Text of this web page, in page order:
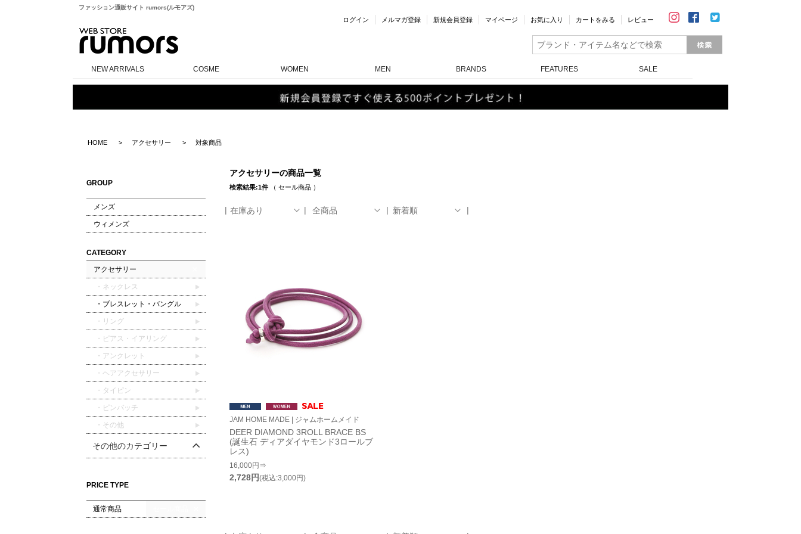
ファッション通販サイト rumors(ルモアズ)
ログイン メルマガ登録 新規会員登録 マイページ お気に入り カートをみる レビュー
NEW ARRIVALS COSME WOMEN MEN BRANDS FEATURES SALE
HOME アクセサリー 対象商品
GROUP
メンズ
ウィメンズ
CATEGORY
アクセサリー
・ネックレス
・ブレスレット・バングル
・リング
・ピアス・イアリング
・アンクレット
・ヘアアクセサリー
・タイピン
・ピンバッチ
・その他
その他のカテゴリー
PRICE TYPE
通常商品
アクセサリーの商品一覧
検索結果:1件（ セール商品）
在庫あり 全商品 新着順
JAM HOME MADE | ジャムホームメイド
DEER DIAMOND 3ROLL BRACE BS
(誕生石 ディアダイヤモンド3ロールブ
レス)
16,000円⇒
2,728円(税込:3,000円)